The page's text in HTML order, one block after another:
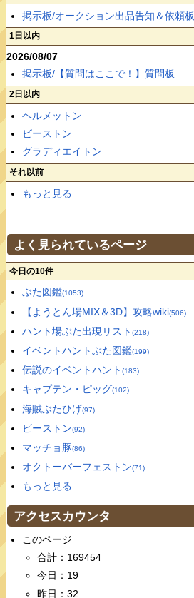
掲示板/オークション出品告知＆依頼板
1日以内
2026/08/07
掲示板/【質問はここで！】質問板
2日以内
ヘルメットン
ビーストン
グラディエイトン
それ以前
もっと見る
よく見られているページ
今日の10件
ぶた図鑑(1053)
【ようとん場MIX＆3D】攻略wiki(506)
ハント場ぶた出現リスト (218)
イベントハントぶた図鑑(199)
伝説のイベントハント (183)
キャプテン・ピッグ(102)
海賊ぶたひげ(97)
ビーストン(92)
マッチョ豚(86)
オクトーバーフェストン(71)
もっと見る
アクセスカウンタ
このページ
合計：169454
今日：19
昨日：32